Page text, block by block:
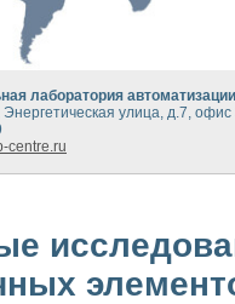
прибор для
возможности
кинетики
прогнозирования свойств
система управления
технологий NI в
переноса аэрозоля и
NI VISION для
температурной
движением с помощью
лаборатория
улица, д.7, офис
centre.ru